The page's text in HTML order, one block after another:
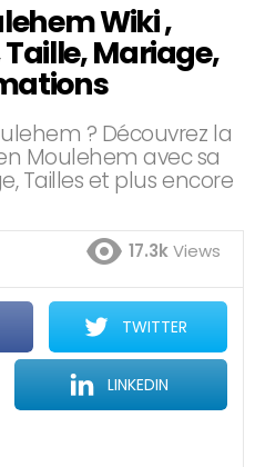
Wiki ,
Mariage,
? Découvrez la
Moulehem avec sa
Tailles et plus encore
17.3kViews
TWITTER
LINKEDIN